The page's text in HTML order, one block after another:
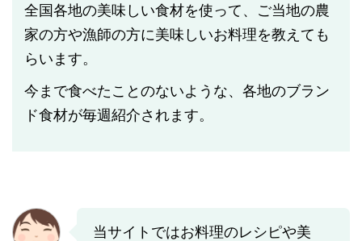
全国各地の美味しい食材を使って、ご当地の農
家の方や漁師の方に美味しいお料理を教えても
らいます。
今まで食べたことのないような、各地のブラン
ド食材が毎週紹介されます。
当サイトではお料理のレシピや美